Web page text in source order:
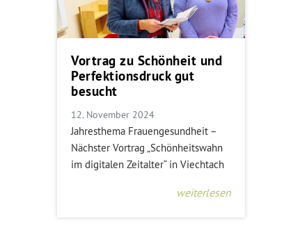
Vortrag zu Schönheit und
Perfektionsdruck gut
besucht
12. November 2024
Jahresthema Frauengesundheit –
Nächster Vortrag „Schönheitswahn
im digitalen Zeitalter“ in Viechtach
weiterlesen